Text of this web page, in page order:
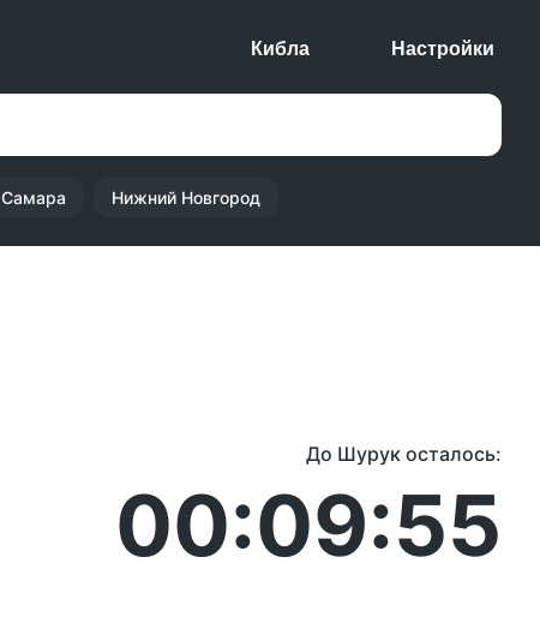
Кибла Настройки
Самара Нижний Новгород
До Шурук осталось:
00:09:55